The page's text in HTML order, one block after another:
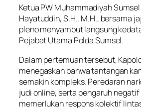
Ketua PW Muhammadiyah
Hayatuddin, S.H., M.H., bersama
pleno menyambut langsung
Pejabat Utama Polda Sumsel.
Dalam pertemuan tersebut,
menegaskan bahwa tantangan
semakin kompleks. Peredaran
judi online, serta pengaruh
memerlukan respons kolektif